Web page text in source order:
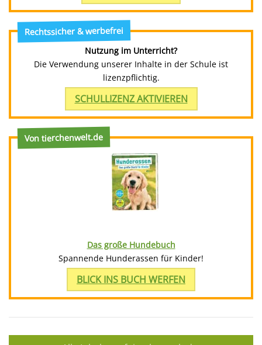
Rechtssicher & werbefrei
Nutzung im Unterricht?
Die Verwendung unserer Inhalte in der Schule ist
lizenzpflichtig.
SCHULLIZENZ AKTIVIEREN
Von tierchenwelt.de
Das große Hundebuch
Spannende Hunderassen für Kinder!
BLICK INS BUCH WERFEN